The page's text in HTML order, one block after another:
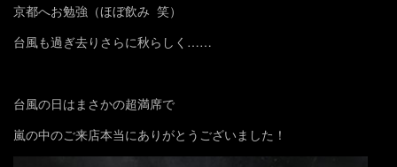
京都へお勉強（ほぼ飲み 笑）
台風も過ぎ去りさらに秋らしく……
台風の日はまさかの超満席で
嵐の中のご来店本当にありがとうございました！